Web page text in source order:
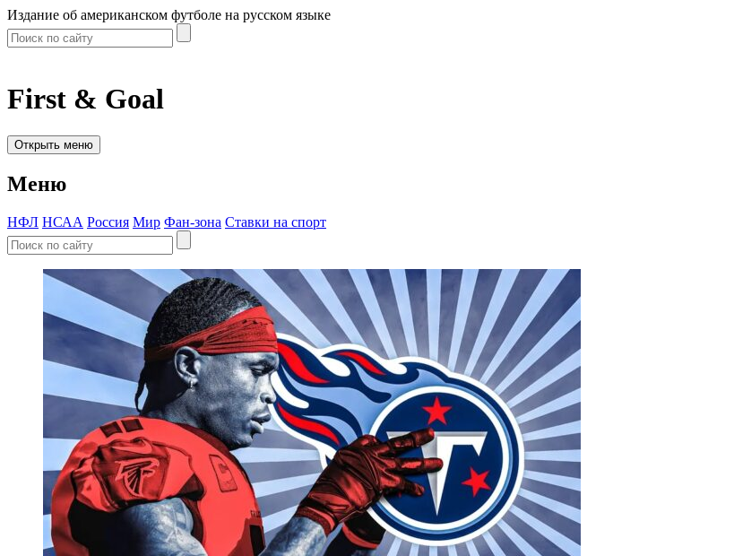
Издание об американском футболе на русском языке
First & Goal
Открыть меню
Меню
НФЛ НСАА Россия Мир Фан-зона Ставки на спорт